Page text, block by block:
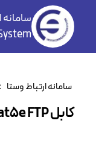
سامانه
سامانه ارتباط وستا
کابل Cat5e FTP